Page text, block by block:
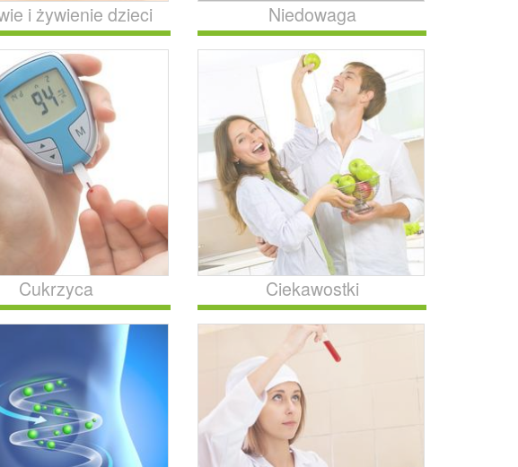
i żywienie dzieci Niedowaga
Cukrzyca Ciekawostki